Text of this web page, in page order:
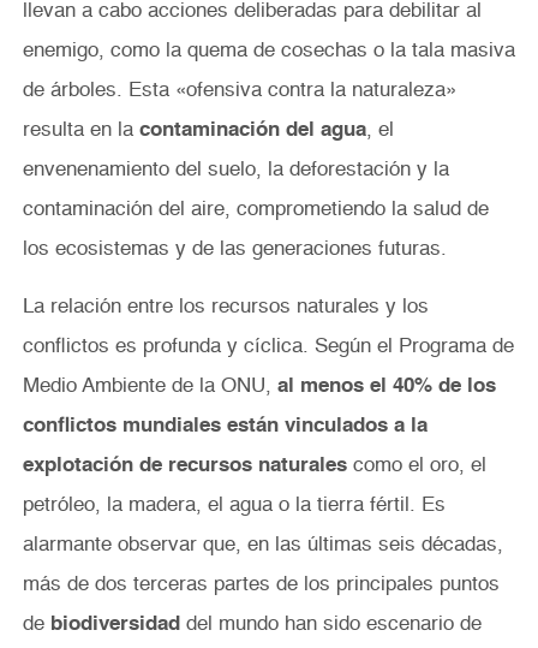
llevan a cabo acciones deliberadas para debilitar al
enemigo, como la quema de cosechas o la tala masiva
de árboles. Esta «ofensiva contra la naturaleza»
resulta en la contaminación del agua, el
envenenamiento del suelo, la deforestación y la
contaminación del aire, comprometiendo la salud de
los ecosistemas y de las generaciones futuras.
La relación entre los recursos naturales y los
conflictos es profunda y cíclica. Según el Programa de
Medio Ambiente de la ONU, al menos el 40% de los
conflictos mundiales están vinculados a la
explotación de recursos naturalescomo el oro, el
petróleo, la madera, el agua o la tierra fértil. Es
alarmante observar que, en las últimas seis décadas,
más de dos terceras partes de los principales puntos
de biodiversidad del mundo han sido escenario de